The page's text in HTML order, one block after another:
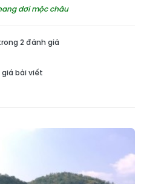
dơi mộc châu
2 đánh giá
bài viết